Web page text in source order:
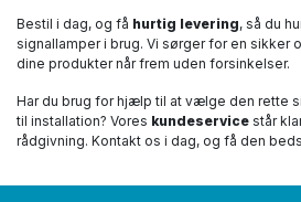
Bestil i dag, og få hurtig levering, så du
signallamper i brug. Vi sørger for en sikker
dine produkter når frem uden forsinkelser.
Har du brug for hjælp til at vælge den rette
til installation? Vores kundeservice står
rådgivning. Kontakt os i dag, og få den